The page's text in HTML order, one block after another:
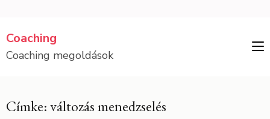
to
content
Coaching
Coaching megoldások
Címke: változás menedzselés